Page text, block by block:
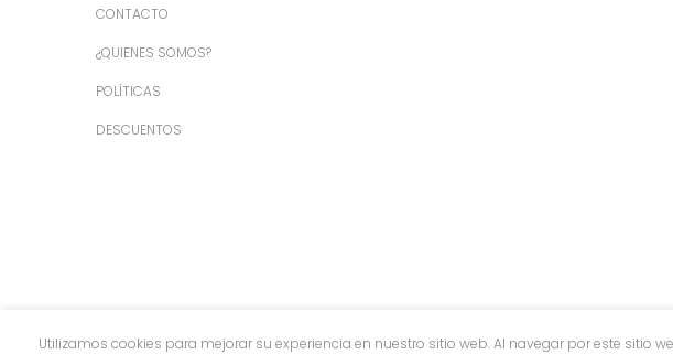
CONTACTO
¿QUIENES SOMOS?
POLÍTICAS
DESCUENTOS
Copyright © 2026 UNIQUE SWIMWEARTodos los
Utilizamos cookies para mejorar su experiencia en nuestro sitio web. Al navegar por este sitio